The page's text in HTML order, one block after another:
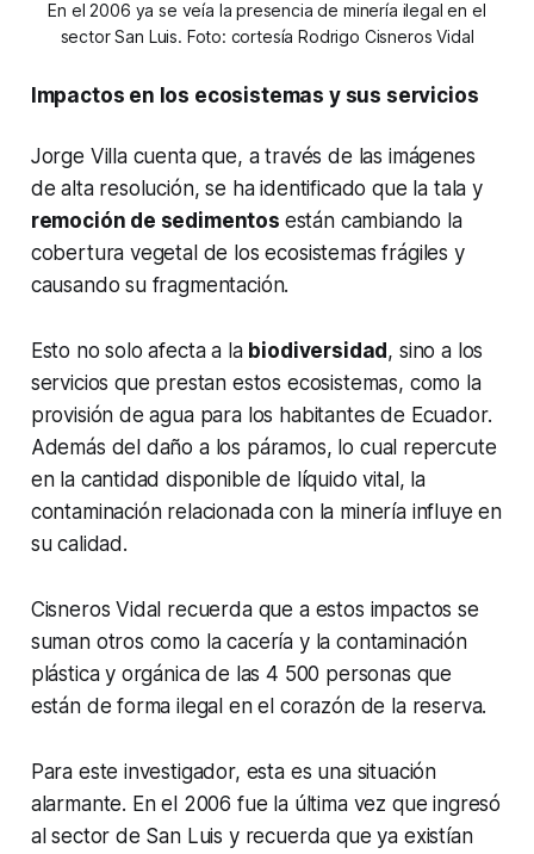
En el 2006 ya se veía la presencia de minería ilegal en el
sector San Luis. Foto: cortesía Rodrigo Cisneros Vidal
Impactos en los ecosistemas y sus servicios
Jorge Villa cuenta que, a través de las imágenes
de alta resolución, se ha identificado que la tala y
remoción de sedimentos están cambiando la
cobertura vegetal de los ecosistemas frágiles y
causando su fragmentación.
Esto no solo afecta a la biodiversidad, sino a los
servicios que prestan estos ecosistemas, como la
provisión de agua para los habitantes de Ecuador.
Además del daño a los páramos, lo cual repercute
en la cantidad disponible de líquido vital, la
contaminación relacionada con la minería influye en
su calidad.
Cisneros Vidal recuerda que a estos impactos se
suman otros como la cacería y la contaminación
plástica y orgánica de las 4 500 personas que
están de forma ilegal en el corazón de la reserva.
Para este investigador, esta es una situación
alarmante. En el 2006 fue la última vez que ingresó
al sector de San Luis y recuerda que ya existían